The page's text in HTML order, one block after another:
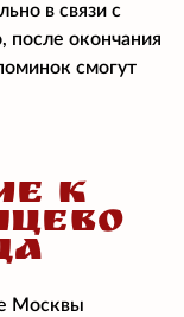
в связи с
после окончания
смогут
К
Москвы